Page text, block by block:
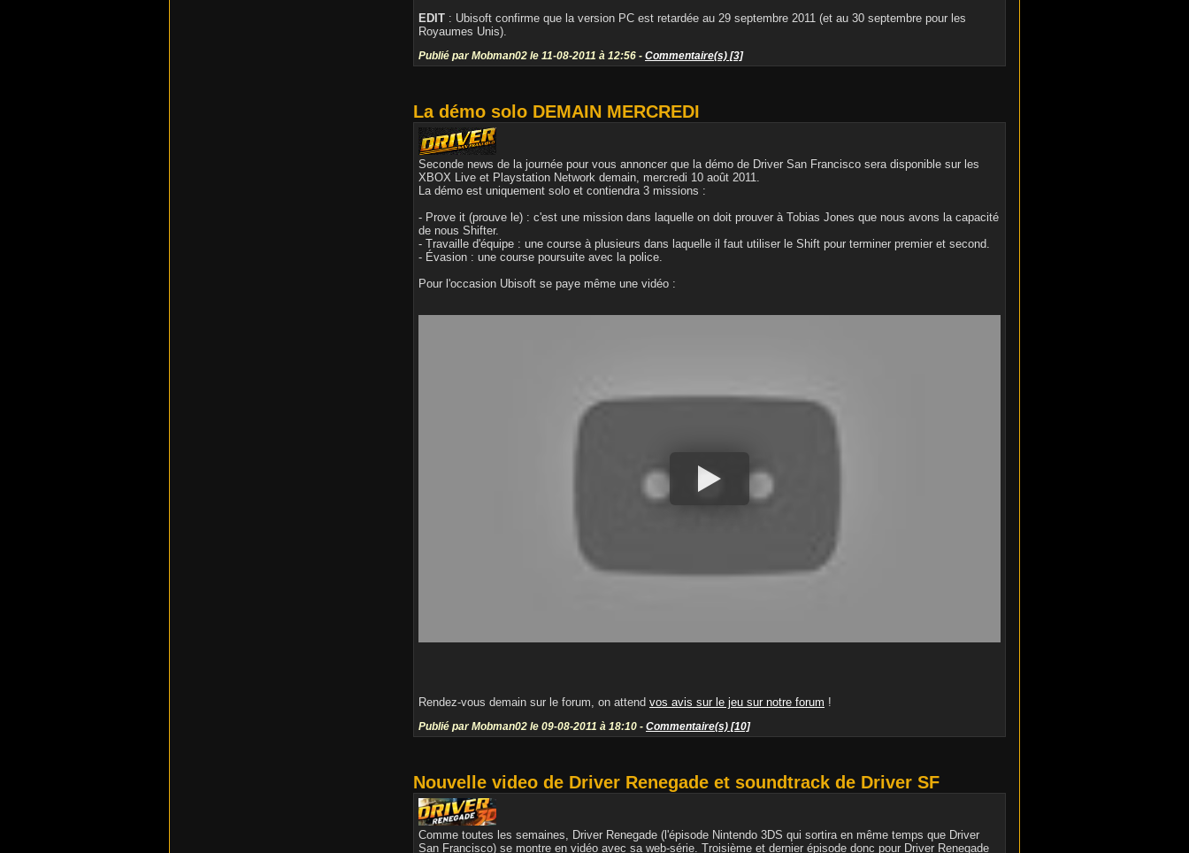
EDIT : Ubisoft confirme que la version PC est retardée au 29 septembre 2011 (et au 30 septembre pour les
Royaumes Unis).
Publié par Mobman02 le 11-08-2011 à 12:56 - Commentaire(s) [3]
La démo solo DEMAIN MERCREDI
Seconde news de la journée pour vous annoncer que la démo de Driver San Francisco sera disponible sur les
XBOX Live et Playstation Network demain, mercredi 10 août 2011.
La démo est uniquement solo et contiendra 3 missions :
- Prove it (prouve le) : c'est une mission dans laquelle on doit prouver à Tobias Jones que nous avons la capacité
de nous Shifter.
- Travaille d'équipe : une course à plusieurs dans laquelle il faut utiliser le Shift pour terminer premier et second.
- Évasion : une course poursuite avec la police.
Pour l'occasion Ubisoft se paye même une vidéo :
Rendez-vous demain sur le forum, on attend vos avis sur le jeu sur notre forum !
Publié par Mobman02 le 09-08-2011 à 18:10 - Commentaire(s) [10]
Nouvelle video de Driver Renegade et soundtrack de Driver SF
Comme toutes les semaines, Driver Renegade (l'épisode Nintendo 3DS qui sortira en même temps que Driver
San Francisco) se montre en vidéo avec sa web-série. Troisième et dernier épisode donc pour Driver Renegade